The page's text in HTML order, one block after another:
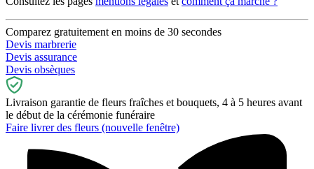
Comparez gratuitement en moins de 30 secondes
Devis marbrerie
Devis assurance
Devis obsèques
Livraison garantie de fleurs fraîches et bouquets, 4 à 5 heures avant
le début de la cérémonie funéraire
Faire livrer des fleurs (nouvelle fenêtre)